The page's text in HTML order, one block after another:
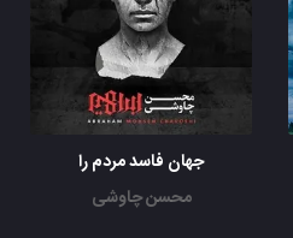
جهان فاسد مردم را
محسن چاوشی